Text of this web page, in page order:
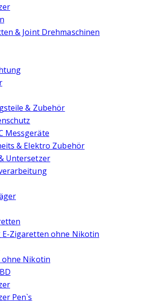
& Joint Drehmaschinen
& Zubehör
Messgeräte
& Elektro Zubehör
Untersetzer
E-Zigaretten ohne Nikotin
ohne Nikotin
Pen`s